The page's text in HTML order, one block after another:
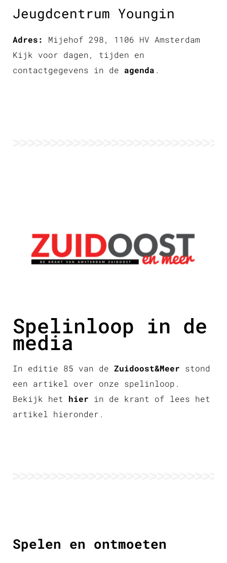
Jeugdcentrum Youngin
Adres: Mijehof 298, 1106 HV Amsterdam
Kijk voor dagen, tijden en
contactgegevens in de agenda .
Spelinloop in de
media
In editie 85 van de Zuidoost&Meer stond
een artikel over onze spelinloop.
Bekijk het hier in de krant of lees het
artikel hieronder.
Spelen en ontmoeten